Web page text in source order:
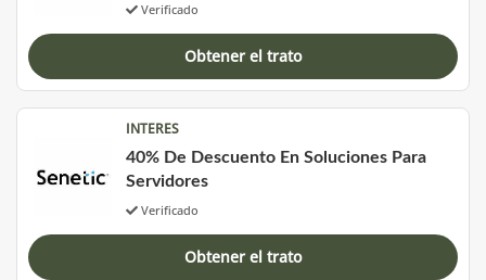
Verificado
Obtener el trato
INTERES
40% De Descuento En Soluciones Para
Servidores
Verificado
Obtener el trato